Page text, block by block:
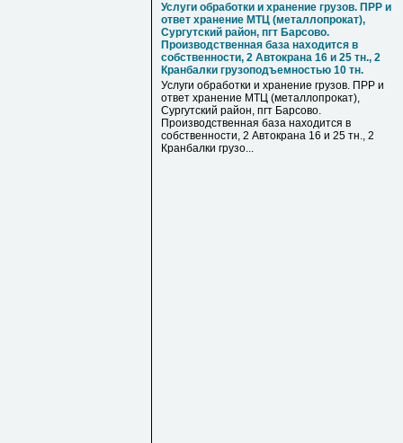
Услуги обработки и хранение грузов. ПРР и
ответ хранение МТЦ (металлопрокат),
Сургутский район, пгт Барсово.
Производственная база находится в
собственности, 2 Автокрана 16 и 25 тн., 2
Кранбалки грузоподъемностью 10 тн.
Услуги обработки и хранение грузов. ПРР и
ответ хранение МТЦ (металлопрокат),
Сургутский район, пгт Барсово.
Производственная база находится в
собственности, 2 Автокрана 16 и 25 тн., 2
Кранбалки грузо...